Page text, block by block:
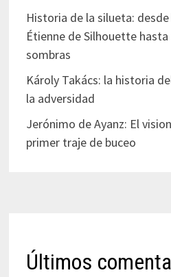
Historia de la silueta:
Étienne de Silhouette
sombras
Károly Takács: la historia
la adversidad
Jerónimo de Ayanz: El
primer traje de buceo
Últimos